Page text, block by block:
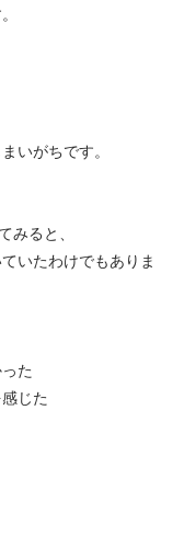
いがちです。
みると、
いたわけでもありま
た
じた